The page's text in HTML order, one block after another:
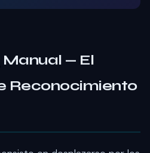
— El
Reconocimiento